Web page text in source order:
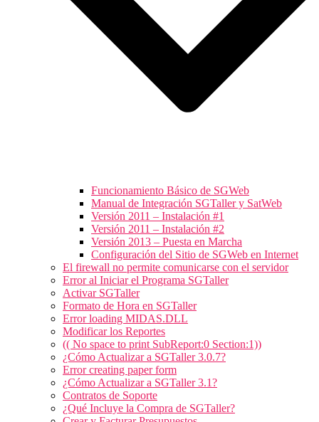
Funcionamiento Básico de SGWeb
Manual de Integración SGTaller y SatWeb
Versión 2011 – Instalación #1
Versión 2011 – Instalación #2
Versión 2013 – Puesta en Marcha
Configuración del Sitio de SGWeb en Internet
El firewall no permite comunicarse con el servidor
Error al Iniciar el Programa SGTaller
Activar SGTaller
Formato de Hora en SGTaller
Error loading MIDAS.DLL
Modificar los Reportes
(( No space to print SubReport:0 Section:1))
¿Cómo Actualizar a SGTaller 3.0.7?
Error creating paper form
¿Cómo Actualizar a SGTaller 3.1?
Contratos de Soporte
¿Qué Incluye la Compra de SGTaller?